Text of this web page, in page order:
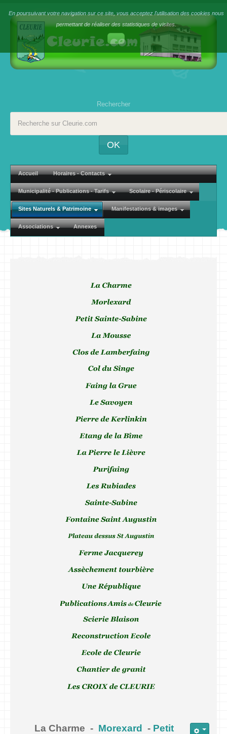
En poursuivant votre navigation sur ce site, vous acceptez l'utilisation des cookies nous
permettant de réaliser des statistiques de visites.
Rechercher
OK
Accueil Horaires - Contacts
Municipalité - Publications - Tarifs Scolaire - Périscolaire
Sites Naturels & Patrimoine Manifestations & images
Associations Annexes
La Charme - Morexard - Petit